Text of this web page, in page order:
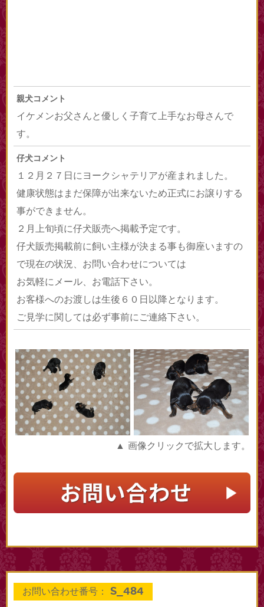
親犬コメント
イケメンお父さんと優しく子育て上手なお母さんで
す。
仔犬コメント
１２月２７日にヨークシャテリアが産まれました。
健康状態はまだ保障が出来ないため正式にお譲りする
事ができません。
２月上旬頃に仔犬販売へ掲載予定です。
仔犬販売掲載前に飼い主様が決まる事も御座いますの
で現在の状況、お問い合わせについては
お気軽にメール、お電話下さい。
お客様へのお渡しは生後６０日以降となります。
ご見学に関しては必ず事前にご連絡下さい。
▲ 画像クリックで拡大します。
お問い合わせ番号： S_484